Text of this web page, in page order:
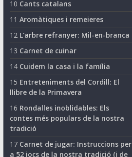
10 Cants catalans
11 Aromàtiques i remeieres
12 L'arbre refranyer: Mil-en-branca
13 Carnet de cuinar
14 Cuidem la casa i la família
15 Entreteniments del Cordill: El
llibre de la Primavera
16 Rondalles inoblidables: Els
contes més populars de la nostra
tradició
17 Carnet de jugar: Instruccions per
a 52 jocs de la nostra tradició (i de